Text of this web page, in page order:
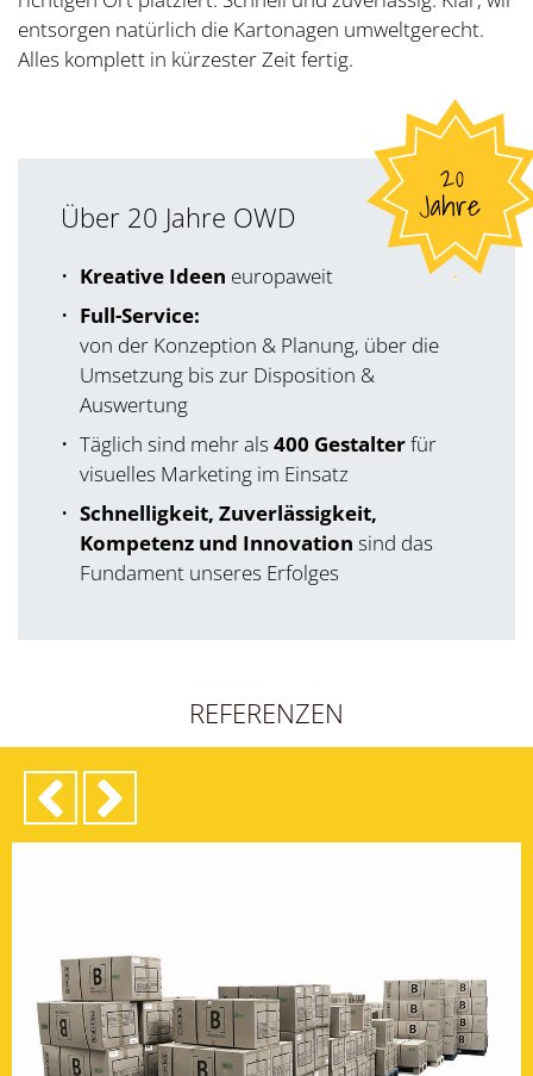
entsorgen natürlich die Kartonagen umweltgerecht.
Alles komplett in kürzester Zeit fertig.
Über 20 Jahre OWD
Kreative Ideen europaweit
Full-Service:
von der Konzeption & Planung, über die
Umsetzung bis zur Disposition &
Auswertung
Täglich sind mehr als400 Gestalterfür
visuelles Marketing im Einsatz
Schnelligkeit, Zuverlässigkeit,
Kompetenz und Innovation sind das
Fundament unseres Erfolges
REFERENZEN